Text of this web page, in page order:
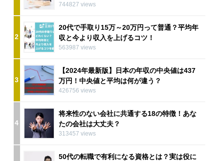
744827 views
2
20代で手取り15万～20万円って普通？平均年
収と今より収入を上げるコツ！
563987 views
3
【2024年最新版】日本の年収の中央値は437
万円！中央値と平均は何が違う？
426756 views
4
将来性のない会社に共通する18の特徴！あな
たの会社は大丈夫？
313457 views
50代の転職で有利になる資格とは？実は役に